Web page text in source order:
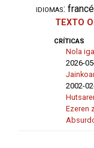
idiomas:
TEXTO
críticas
Nola
2026-
2002-
Ezeren